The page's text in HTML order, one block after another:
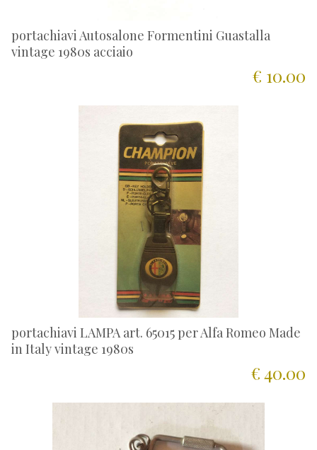
portachiavi Autosalone Formentini Guastalla
vintage 1980s acciaio
€ 10.00
portachiavi LAMPA art. 65015 per Alfa Romeo Made
in Italy vintage 1980s
€ 40.00